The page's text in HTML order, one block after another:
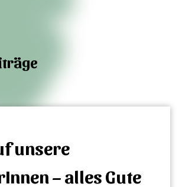
unsere
– alles Gute